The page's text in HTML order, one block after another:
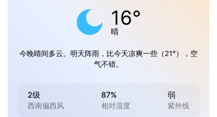
16°
晴
今晚晴间多云。明天阵雨，比今天凉爽一些（21°），空
气不错。
2级
西南偏西风
87%
相对湿度
弱
紫外线